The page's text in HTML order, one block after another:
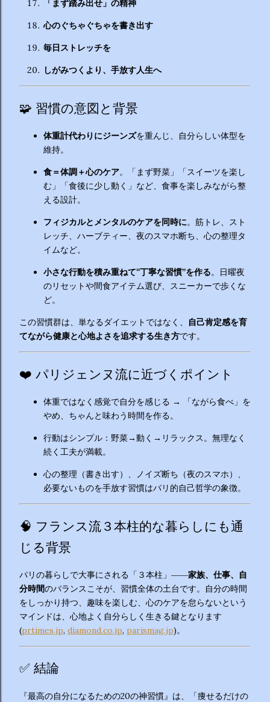
「まず踏み出せ」の精神
心のぐちゃぐちゃを書き出す
毎日ストレッチを
しがみつくより、手放す人生へ
🧩 習慣の意図と背景
体重計代わりにジーンズを重んじ、自分らしい体型を
維持。
食＝体調＋心のケア。「まず野菜」「スイーツを楽し
む」「食後に少し動く」など、食事を楽しみながら整
える設計。
フィジカルとメンタルのケアを同時に。筋トレ、スト
レッチ、ハーブティー、夜のスマホ断ち、心の整理タ
イムなど。
小さな行動を積み重ねて“丁寧な習慣”を作る。日曜夜
のリセットや間食アイテム選び、スニーカーで歩くな
ど。
この習慣群は、単なるダイエットではなく、
自己肯定感を育
てながら健康と心地よさを追求する生き方です。
❤️ パリジェンヌ流に近づくポイント
体重ではなく感覚で自分を感じる → 「ながら食べ」を
やめ、ちゃんと味わう時間を作る。
行動はシンプル：野菜→動く→リラックス。無理なく
続く工夫が満載。
心の整理（書き出す）、ノイズ断ち（夜のスマホ）、
必要ないものを手放す習慣はパリ的自己哲学の象徴。
🧠 フランス流３本柱的な暮らしにも通
じる背景
パリの暮らしで大事にされる「３本柱」――家族、仕事、自
分時間のバランスこそが、習慣全体の土台です。自分の時間
をしっかり持つ、趣味を楽しむ、心のケアを怠らないという
マインドは、心地よく自分らしく生きる鍵となります
(prtimes.jp, diamond.co.jp, parismag.jp)。
✅ 結論
『最高の自分になるための20の神習慣』は、「痩せるだけの